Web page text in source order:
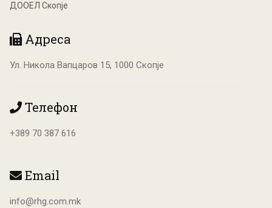
ДООЕЛ Скопје
Адреса
Ул. Никола Вапцаров 15, 1000 Скопје
Телефон
+389 70 387 616
Email
info@rhg.com.mk